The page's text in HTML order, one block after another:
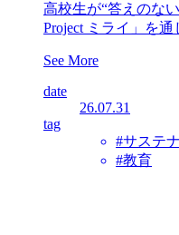
高校生が“答えのな
Project ミライ」を
See More
date
26.07.31
tag
#サステ
#教育